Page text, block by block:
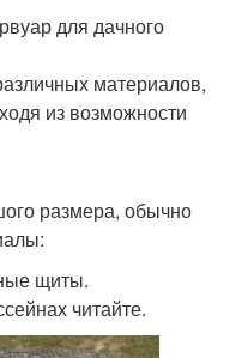
для дачного
материалов,
из возможности
размера, обычно
щиты.
читайте.